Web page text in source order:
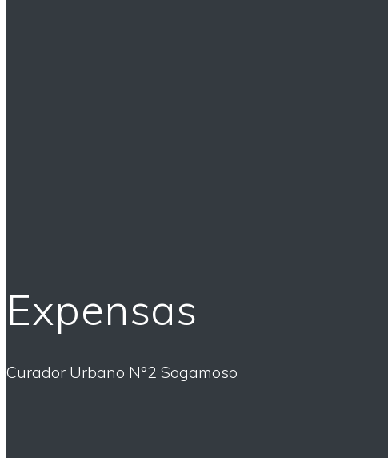
Expensas
Curador Urbano N°2 Sogamoso